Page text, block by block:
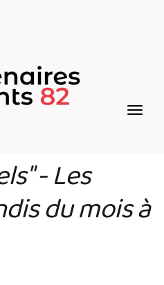
- Les
du mois à